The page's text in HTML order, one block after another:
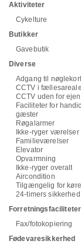
Aktiviteter
Cykelture
Butikker
Gavebutik
Diverse
Adgang til nøglekort
CCTV i
CCTV uden for
Faciliteter for
gæster
Røgalarmer
Ikke-ryger værelser
Familieværelser
Elevator
Opvarmning
Ikke-ryger overalt
Aircondition
Tilgængelig for
24-timers sikkerhed
Forretningsfaciliteter
Fax/fotokopiering
Fødevaresikkerhed